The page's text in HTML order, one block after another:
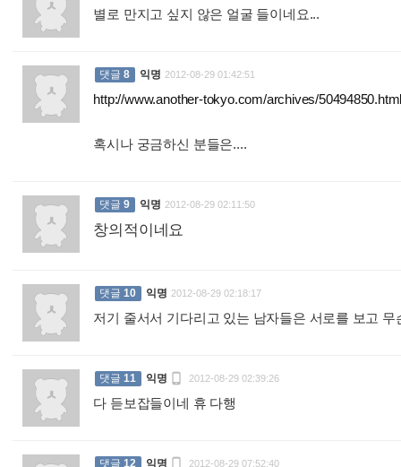
별로 만지고 싶지 않은 얼굴 들이네요...
댓글 8 익명 2012-08-29 01:42:51
http://www.another-tokyo.com/archives/
혹시나 궁금하신 분들은....
댓글 9 익명 2012-08-29 02:11:50
창의적이네요
댓글 10 익명 2012-08-29 02:18:17
저기 줄서서 기다리고 있는 남자들은 서로를 보고
댓글 11 익명  2012-08-29 02:39:26
다 듣보잡들이네 휴 다행
댓글 12 익명  2012-08-29 07:52:40